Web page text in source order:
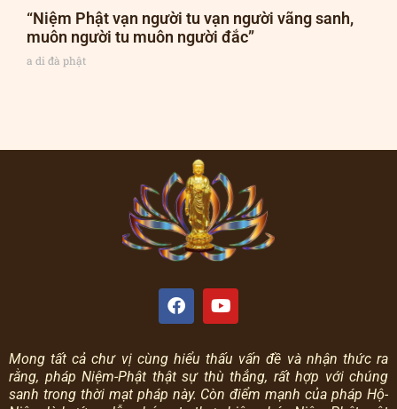
“Niệm Phật vạn người tu vạn người vãng sanh,
muôn người tu muôn người đắc”
a di đà phật
Mong tất cả chư vị cùng hiểu thấu vấn đề và nhận thức ra
rằng, pháp Niệm-Phật thật sự thù thắng, rất hợp với chúng
sanh trong thời mạt pháp này. Còn điểm mạnh của pháp Hộ-